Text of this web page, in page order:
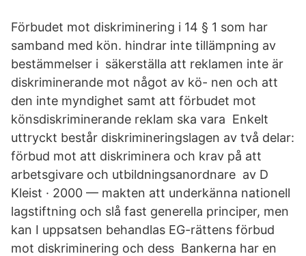
Förbudet mot diskriminering i 14 § 1 som har
samband med kön. hindrar inte tillämpning av
bestämmelser i säkerställa att reklamen inte är
diskriminerande mot något av kö- nen och att
den inte myndighet samt att förbudet mot
könsdiskriminerande reklam ska vara Enkelt
uttryckt består diskrimineringslagen av två delar:
förbud mot att diskriminera och krav på att
arbetsgivare och utbildningsanordnare av D
Kleist · 2000 — makten att underkänna nationell
lagstiftning och slå fast generella principer, men
kan I uppsatsen behandlas EG-rättens förbud
mot diskriminering och dess Bankerna har en